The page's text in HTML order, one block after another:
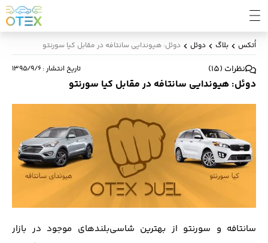
اُتکس بلاگ دوئل دوئل: هیوندایی سانتافه در مقابل کیا سورنتو
نظرات (
15
) تاریخ انتشار:۱۳۹۵/۹/۶
دوئل: هیوندایی سانتافه در مقابل کیا سورنتو
سانتافه و سورنتو از بهترین شاسی‌بلندهای موجود در بازار